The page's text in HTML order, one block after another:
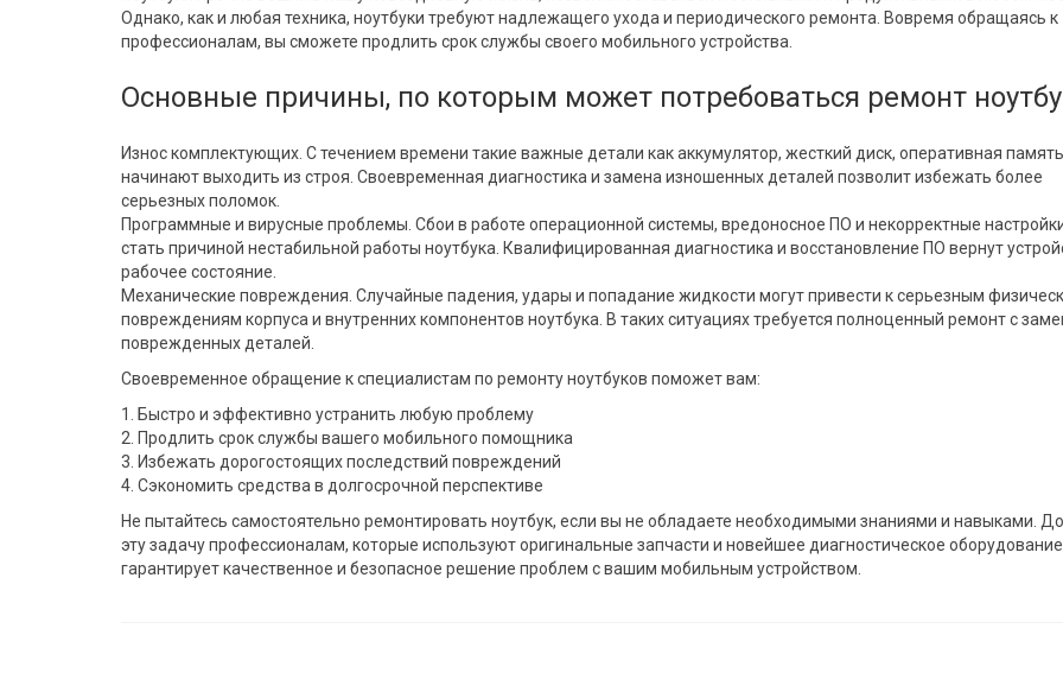
Однако, как и любая техника, ноутбуки требуют надлежащего ухода и периодического ремонта. Вовремя обращаясь к
профессионалам, вы сможете продлить срок службы своего мобильного устройства.
Основные причины, по которым может потребоваться ремонт
Износ комплектующих. С течением времени такие важные детали как аккумулятор, жесткий диск, оперативная память
начинают выходить из строя. Своевременная диагностика и замена изношенных деталей позволит избежать более
серьезных поломок.
Программные и вирусные проблемы. Сбои в работе операционной системы, вредоносное ПО и некорректные
стать причиной нестабильной работы ноутбука. Квалифицированная диагностика и восстановление ПО вернут
рабочее состояние.
Механические повреждения. Случайные падения, удары и попадание жидкости могут привести к серьезным
повреждениям корпуса и внутренних компонентов ноутбука. В таких ситуациях требуется полноценный ремонт с
поврежденных деталей.
Своевременное обращение к специалистам по ремонту ноутбуков поможет вам:
1. Быстро и эффективно устранить любую проблему
2. Продлить срок службы вашего мобильного помощника
3. Избежать дорогостоящих последствий повреждений
4. Сэкономить средства в долгосрочной перспективе
Не пытайтесь самостоятельно ремонтировать ноутбук, если вы не обладаете необходимыми знаниями и навыками.
эту задачу профессионалам, которые используют оригинальные запчасти и новейшее диагностическое
гарантирует качественное и безопасное решение проблем с вашим мобильным устройством.